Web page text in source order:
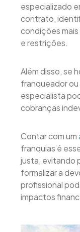
especializado
contrato,
condições mais
e restrições.
Além disso, se
franqueador ou
especialista
cobranças
Contar com um
franquias é
justa, evitando
formalizar a
profissional
impactos